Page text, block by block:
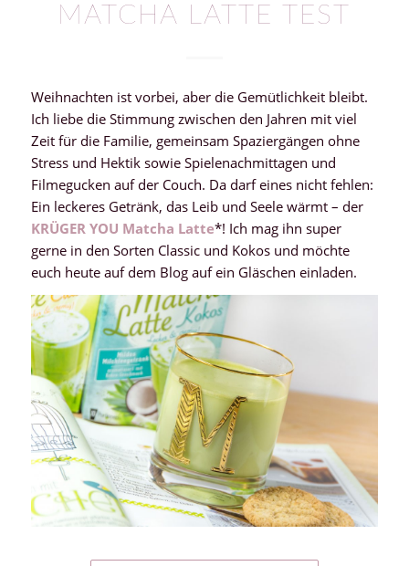
MATCHA LATTE TEST
Weihnachten ist vorbei, aber die Gemütlichkeit bleibt.
Ich liebe die Stimmung zwischen den Jahren mit viel
Zeit für die Familie, gemeinsam Spaziergängen ohne
Stress und Hektik sowie Spielenachmittagen und
Filmegucken auf der Couch. Da darf eines nicht fehlen:
Ein leckeres Getränk, das Leib und Seele wärmt – der
KRÜGER YOU Matcha Latte*! Ich mag ihn super
gerne in den Sorten Classic und Kokos und möchte
euch heute auf dem Blog auf ein Gläschen einladen.